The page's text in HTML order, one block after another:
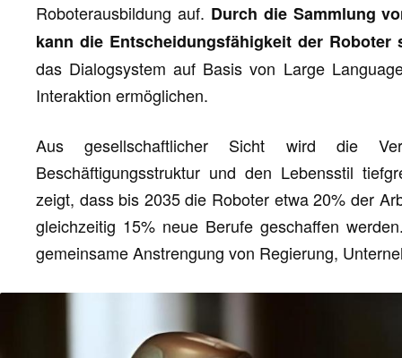
Roboterausbildung auf. Durch die Sammlung
kann die Entscheidungsfähigkeit der Roboter
das Dialogsystem auf Basis von Large
Interaktion ermöglichen.
Aus gesellschaftlicher Sicht wird die
Beschäftigungsstruktur und den Lebensstil
zeigt, dass bis 2035 die Roboter etwa 20% der
gleichzeitig 15% neue Berufe geschaffen
gemeinsame Anstrengung von Regierung,